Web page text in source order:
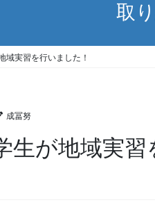
取
域実習を行いました！
成冨努
生が地域実習